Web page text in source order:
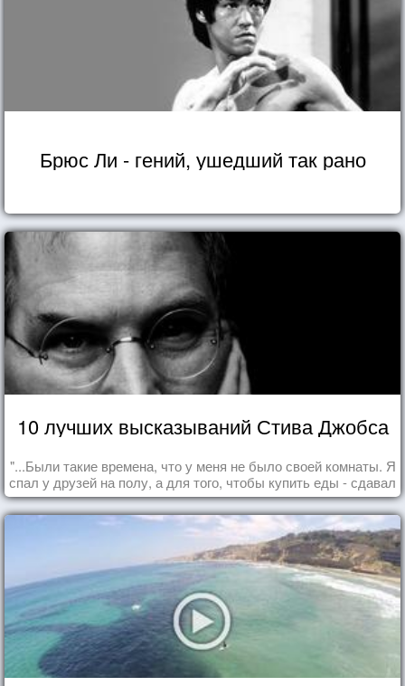
Брюс Ли - гений, ушедший так рано
10 лучших высказываний Стива Джобса
"...Были такие времена, что у меня не было своей комнаты. Я
спал у друзей на полу, а для того, чтобы купить еды - сдавал
бутылки из под кока-колы"